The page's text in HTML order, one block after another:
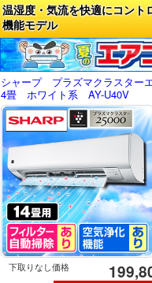
温湿度・気流を快適にコント
機能モデル
シャープ プラズマクラスタ
4畳 ホワイト系 AY-U40V
下取りなし価格